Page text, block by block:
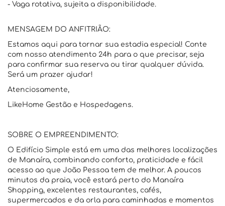
- Vaga rotativa, sujeita a disponibilidade.
MENSAGEM DO ANFITRIÃO:
Estamos aqui para tornar sua estadia especial! Conte
com nosso atendimento 24h para o que precisar, seja
para confirmar sua reserva ou tirar qualquer dúvida.
Será um prazer ajudar!
Atenciosamente,
LikeHome Gestão e Hospedagens.
SOBRE O EMPREENDIMENTO:
O Edifício Simple está em uma das melhores localizações
de Manaíra, combinando conforto, praticidade e fácil
acesso ao que João Pessoa tem de melhor. A poucos
minutos da praia, você estará perto do Manaíra
Shopping, excelentes restaurantes, cafés,
supermercados e da orla para caminhadas e momentos